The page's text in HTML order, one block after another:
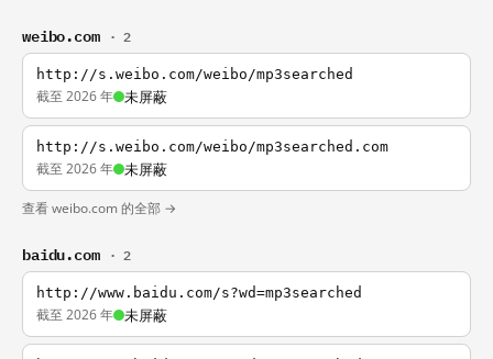
weibo.com · 2
http://s.weibo.com/weibo/mp3searched
截至 2026 年 未屏蔽
http://s.weibo.com/weibo/mp3searched.com
截至 2026 年 未屏蔽
查看 weibo.com 的全部 →
baidu.com · 2
http://www.baidu.com/s?wd=mp3searched
截至 2026 年 未屏蔽